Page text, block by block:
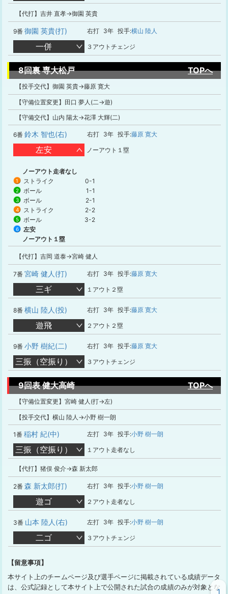
【代打】吉井 直孝→御園 英貴
9番 御園 英貴(打) 右打 3年 投手:横山 陸人
一併 ３アウトチェンジ
8回裏 専大松戸 TOPへ
【投手交代】御園 英貴→藤原 寛大
【守備位置変更】田口 夢人(二→遊)
【守備交代】山内 陽太→花澤 大輝(二)
6番 鈴木 智也(右) 右打 3年 投手:藤原 寛大
左安 ノーアウト１塁
ノーアウト走者なし
1 ストライク 0-1
2 ボール 1-1
3 ボール 2-1
4 ストライク 2-2
5 ボール 3-2
6
左安
ノーアウト１塁
【代打】吉岡 道泰→宮崎 健人
7番 宮崎 健人(打) 右打 3年 投手:藤原 寛大
三ギ １アウト２塁
8番 横山 陸人(投) 右打 3年 投手:藤原 寛大
遊飛 ２アウト２塁
9番 小野 樹紀(二) 右打 3年 投手:藤原 寛大
三振（空振り） ３アウトチェンジ
9回表 健大高崎 TOPへ
【守備位置変更】宮崎 健人(打→左)
【投手交代】横山 陸人→小野 樹一朗
1番 稲村 紀(中) 左打 3年 投手:小野 樹一朗
三振（空振り） １アウト走者なし
【代打】猪俣 俊介→森 新太郎
2番 森 新太郎(打) 右打 3年 投手:小野 樹一朗
遊ゴ ２アウト走者なし
3番 山本 陸人(右) 左打 3年 投手:小野 樹一朗
二ゴ ３アウトチェンジ
【留意事項】
本サイト上のチームページ及び選手ページに掲載されている成績データ
は、公式記録として本サイト上で公開された試合の成績のみが対象とな
1